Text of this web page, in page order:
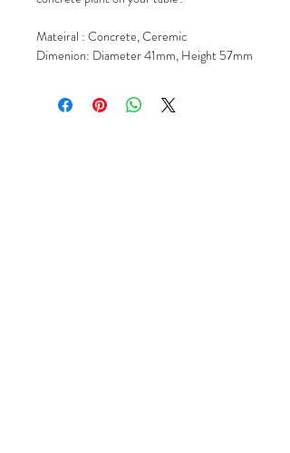
Mateiral : Concrete, Ceremic
Dimenion: Diameter 41mm, Height 57mm